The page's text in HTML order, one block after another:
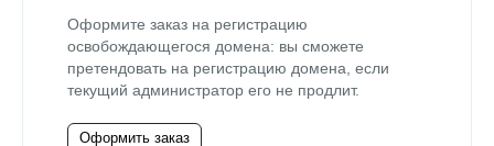
Оформите заказ на регистрацию
освобождающегося домена: вы сможете
претендовать на регистрацию домена, если
текущий администратор его не продлит.
Оформить заказ